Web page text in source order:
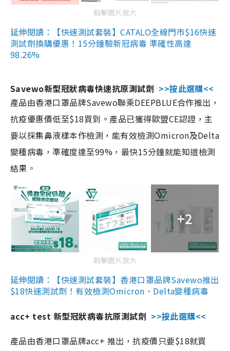
點擊圖片放大
延伸閱讀：【快速測試套裝】CATALO全線門市$16快速
測試劑換購優惠！15分鐘驗新冠病毒 準確性高達
98.26%
Savewo新型冠狀病毒快速抗原測試劑 >>按此選購<<
產品由香港口罩品牌Savewo聯乘DEEPBLUE合作推出，
抗疫優惠價低至$18買到。產品已獲得歐盟CE認證，主
要以採集鼻液樣本作檢測，能有效檢測Omicron及Delta
變種病毒，準確度達至99%，最快15分鐘就能知道檢測
結果。
+2
點擊圖片放大
延伸閱讀：【快速測試套裝】香港口罩品牌Savewo推出
$18快速測試劑！有效檢測Omicron、Delta變種病毒
acc+ test 新型冠狀病毒抗原測試劑 >>按此選購<<
產品由香港口罩品牌acc+ 推出，抗疫價只要$18就買